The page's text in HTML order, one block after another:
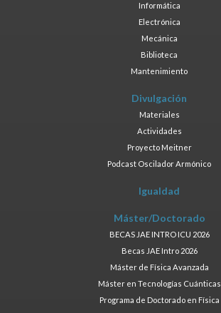
Informática
Electrónica
Mecánica
Biblioteca
Mantenimiento
Divulgación
Materiales
Actividades
Proyecto Meitner
Podcast Oscilador Armónico
Igualdad
Máster/Doctorado
BECAS JAE INTRO ICU 2026
Becas JAE Intro 2026
Máster de Física Avanzada
Máster en Tecnologías Cuánticas
Programa de Doctorado en Física